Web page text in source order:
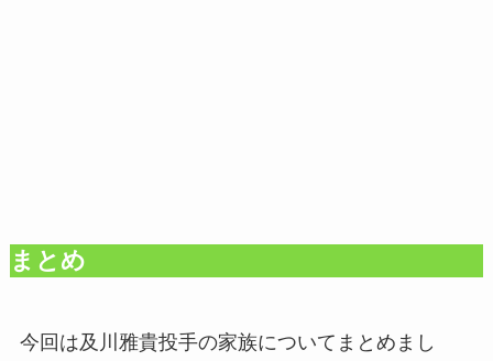
まとめ
今回は及川雅貴投手の家族についてまとめまし